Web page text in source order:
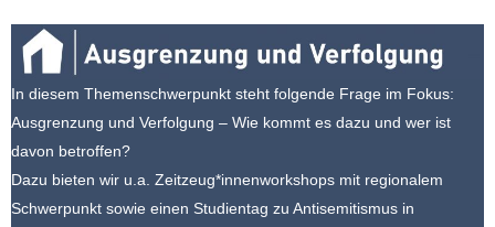
In diesem Themenschwerpunkt steht folgende Frage im Fokus:
Ausgrenzung und Verfolgung – Wie kommt es dazu und wer ist
davon betroffen?
Dazu bieten wir u.a. Zeitzeug*innenworkshops mit regionalem
Schwerpunkt sowie einen Studientag zu Antisemitismus in